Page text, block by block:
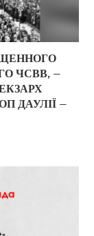
ЧСВВ, –
ДАУЛІЇ –